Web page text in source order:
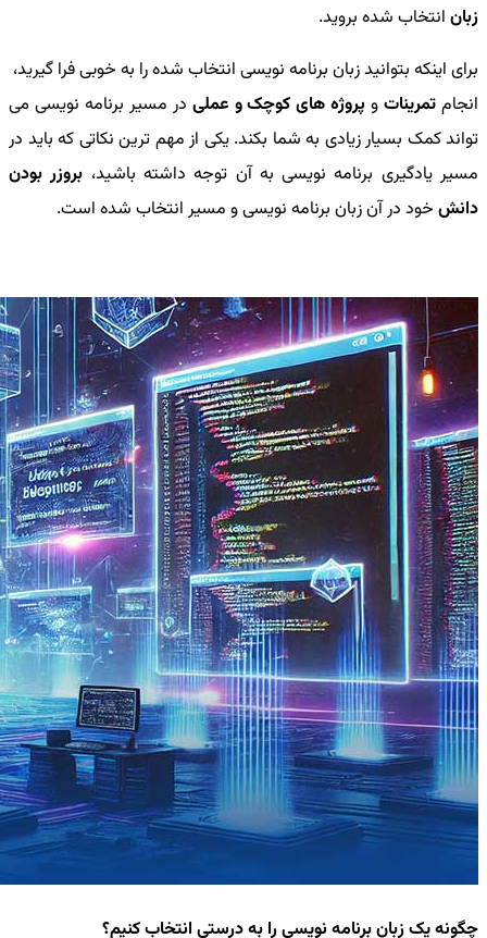
زبان انتخاب شده بروید.
برای اینکه بتوانید زبان برنامه نویسی انتخاب شده را به خوبی فرا گیرید،
انجام تمرینات و پروژه های کوچک و عملی در مسیر برنامه نویسی می
تواند کمک بسیار زیادی به شما بکند. یکی از مهم ترین نکاتی که باید در
مسیر یادگیری برنامه نویسی به آن توجه داشته باشید، بروزر بودن
دانش خود در آن زبان برنامه نویسی و مسیر انتخاب شده است.
چگونه یک زبان برنامه نویسی را به درستی انتخاب کنیم؟